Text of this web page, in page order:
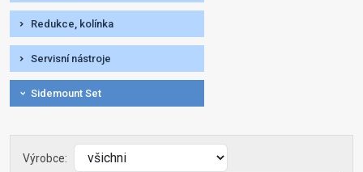
Redukce, kolínka
Servisní nástroje
Sidemount Set
Výrobce: